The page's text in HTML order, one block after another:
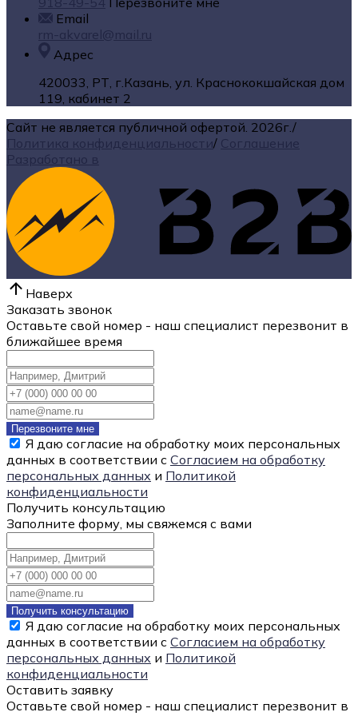
Email
rm-akvarel@mail.ru
Адрес
420033, РТ, г.Казань, ул. Краснококшайская дом
119, кабинет 2
Сайт не является публичной офертой. 2026г./
Политика конфиденциальности/ Соглашение
Разработано в
Наверх
Заказать звонок
Оставьте свой номер - наш специалист перезвонит в
ближайшее время
Перезвоните мне
Я даю согласие на обработку моих персональных
данных в соответствии с Согласием на обработку
персональных данных и Политикой
конфиденциальности
Получить консультацию
Заполните форму, мы свяжемся с вами
Получить консультацию
Я даю согласие на обработку моих персональных
данных в соответствии с Согласием на обработку
персональных данных и Политикой
конфиденциальности
Оставить заявку
Оставьте свой номер - наш специалист перезвонит в